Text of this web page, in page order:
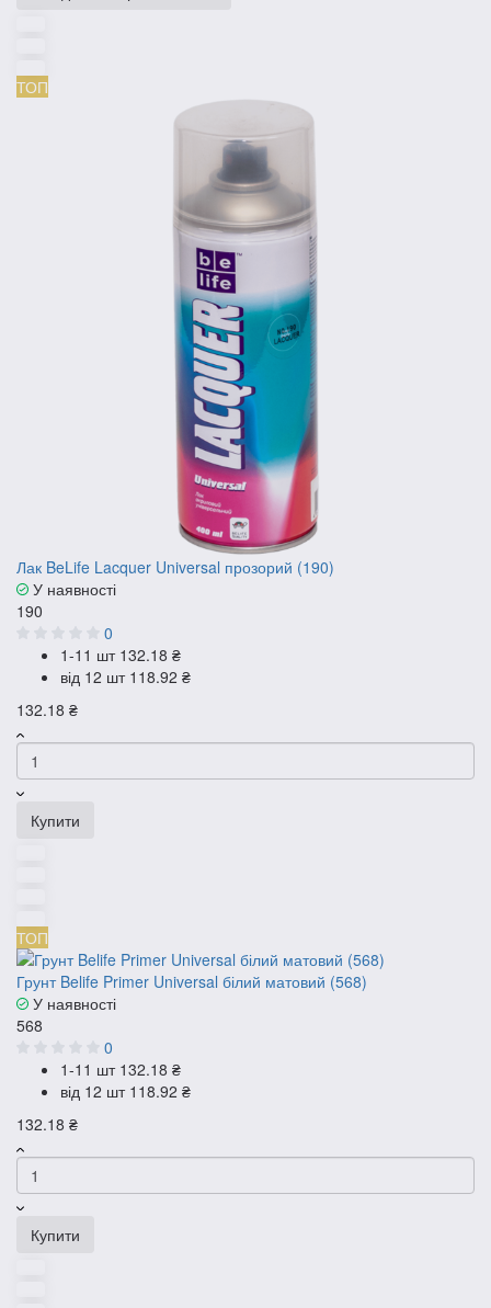
ТОП
Лак BeLife Lacquer Universal прозорий (190)
У наявності
190
0
1-11 шт 132.18 ₴
від 12 шт 118.92 ₴
132.18 ₴
Купити
ТОП
Грунт Belife Primer Universal білий матовий (568)
У наявності
568
0
1-11 шт 132.18 ₴
від 12 шт 118.92 ₴
132.18 ₴
Купити